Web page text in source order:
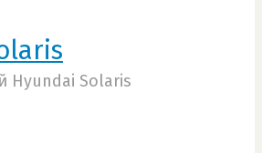
Hyundai Solaris